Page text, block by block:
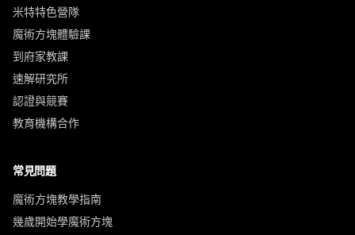
米特特色營隊
魔術方塊體驗課
到府家教課
速解研究所
認證與競賽
教育機構合作
常見問題
魔術方塊教學指南
幾歲開始學魔術方塊